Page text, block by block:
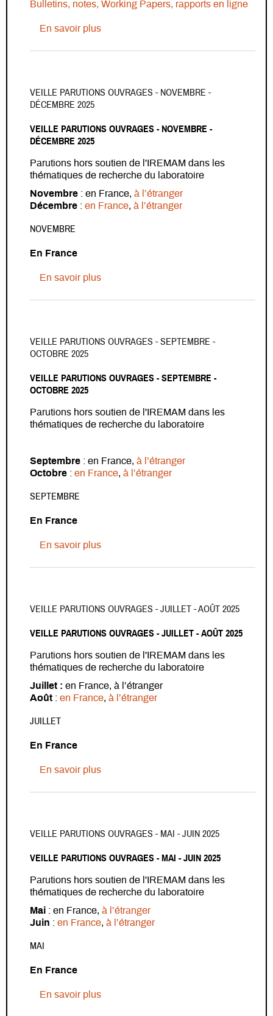
Bulletins, notes, Working Papers, rapports en ligne
En savoir plussur Veille revues, bulletins, notes,
VEILLE PARUTIONS OUVRAGES - NOVEMBRE -
DÉCEMBRE 2025
VEILLE PARUTIONS OUVRAGES - NOVEMBRE -
DÉCEMBRE 2025
Parutions hors soutien de l'IREMAM dans les
thématiques de recherche du laboratoire
Novembre : en France, à l’étranger
Décembre : en France, à l’étranger
NOVEMBRE
En France
En savoir plussur Veille parutions ouvrages -
VEILLE PARUTIONS OUVRAGES - SEPTEMBRE -
OCTOBRE 2025
VEILLE PARUTIONS OUVRAGES - SEPTEMBRE -
OCTOBRE 2025
Parutions hors soutien de l'IREMAM dans les
thématiques de recherche du laboratoire
Septembre : en France, à l’étranger
Octobre : en France, à l’étranger
SEPTEMBRE
En France
En savoir plussur Veille parutions ouvrages -
VEILLE PARUTIONS OUVRAGES - JUILLET - AOÛT 2025
VEILLE PARUTIONS OUVRAGES - JUILLET - AOÛT 2025
Parutions hors soutien de l'IREMAM dans les
thématiques de recherche du laboratoire
Juillet : en France, à l’étranger
Août : en France, à l’étranger
JUILLET
En France
En savoir plussur Veille parutions ouvrages - Juillet -
VEILLE PARUTIONS OUVRAGES - MAI - JUIN 2025
VEILLE PARUTIONS OUVRAGES - MAI - JUIN 2025
Parutions hors soutien de l'IREMAM dans les
thématiques de recherche du laboratoire
Mai : en France, à l’étranger
Juin : en France, à l’étranger
MAI
En France
En savoir plussur Veille parutions ouvrages - Mai -